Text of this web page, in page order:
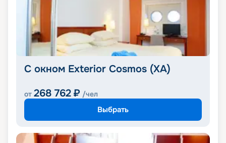
С окном Exterior Cosmos (XA)
от 268 762 ₽ /чел
Выбрать